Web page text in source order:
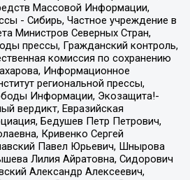
Массовой Информации,
- Сибирь, Частное учреждение в
Министров Северных Стран,
прессы, Гражданский контроль,
комиссия по сохранению
Информационное
региональной прессы,
Информации, Экозащита!-
вердикт, Евразийская
Бедушев Петр Петрович,
Кривенко Сергей
Павел Юрьевич, Шнырова
Лилия Айратовна, Сидорович
Александр Алексеевич,